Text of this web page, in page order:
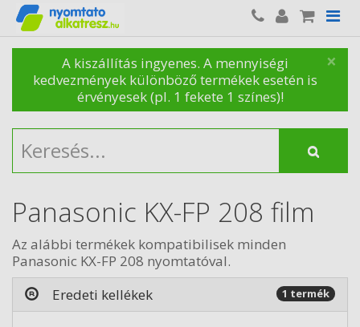
×
A kiszállítás ingyenes. A mennyiségi
kedvezmények különböző termékek esetén is
érvényesek (pl. 1 fekete 1 színes)!
Panasonic KX-FP 208 film
Az alábbi termékek kompatibilisek minden
Panasonic KX-FP 208 nyomtatóval.
Eredeti kellékek
1 termék